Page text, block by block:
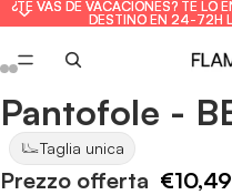
¿TE VAS DE VACACIONES? TE LO
DESTINO EN 24-72H
¿TE VAS DE VACACIONES? TE LO
DESTINO EN 24-72H
Apri
immagine
schermo
Apri
immagine
schermo
Apri
immagine
schermo
Apri
immagine
schermo
Apri
immagine
schermo
Apri
immagine
schermo
Pantofole -
Taglia unica
Prezzo offerta €10,49